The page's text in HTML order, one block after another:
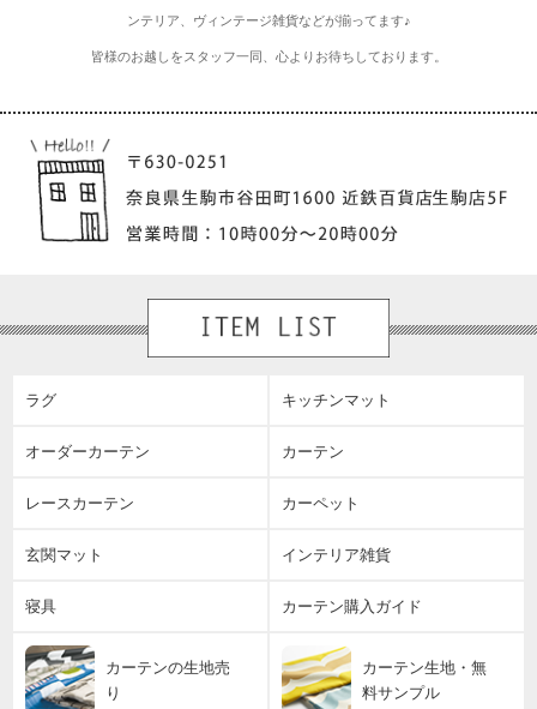
ンテリア、ヴィンテージ雑貨などが揃ってます♪
皆様のお越しをスタッフ一同、心よりお待ちしております。
ラグ キッチンマット
オーダーカーテン カーテン
レースカーテン カーペット
玄関マット インテリア雑貨
寝具 カーテン購入ガイド
カーテンの生地売
り
カーテン生地・無
料サンプル